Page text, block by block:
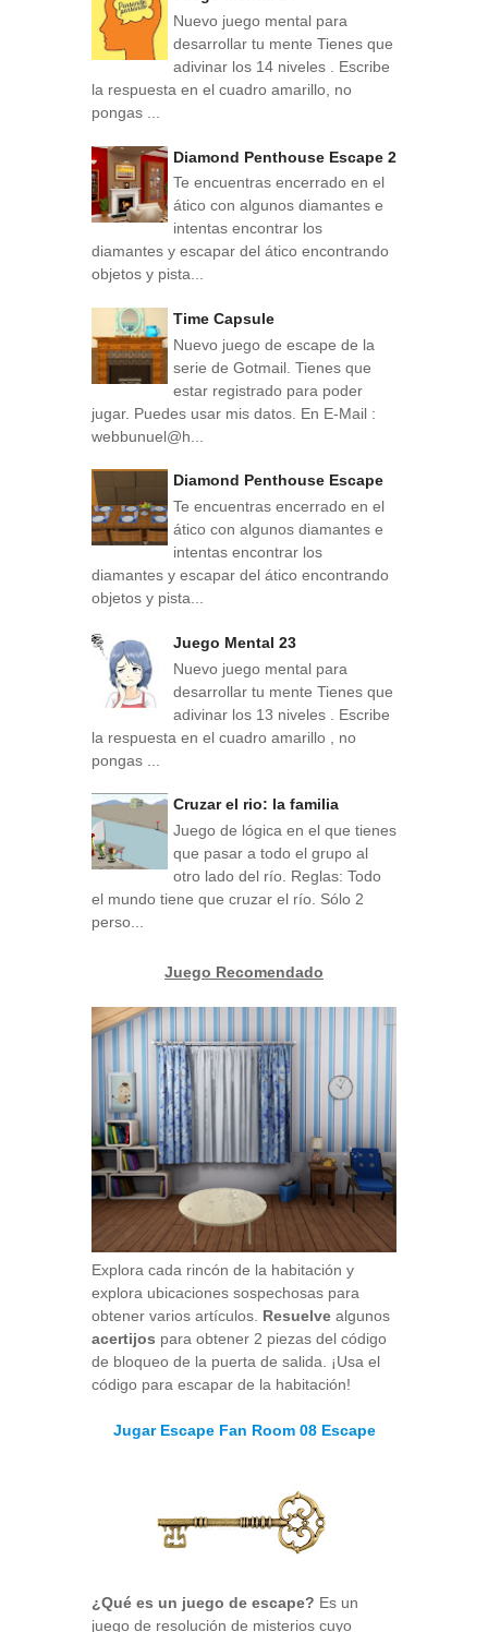
Nuevo juego mental para
desarrollar tu mente Tienes que
adivinar los 14 niveles . Escribe
la respuesta en el cuadro amarillo, no
pongas ...
Diamond Penthouse Escape 2
Te encuentras encerrado en el
ático con algunos diamantes e
intentas encontrar los
diamantes y escapar del ático encontrando
objetos y pista...
Time Capsule
Nuevo juego de escape de la
serie de Gotmail. Tienes que
estar registrado para poder
jugar. Puedes usar mis datos. En E-Mail :
webbunuel@h...
Diamond Penthouse Escape
Te encuentras encerrado en el
ático con algunos diamantes e
intentas encontrar los
diamantes y escapar del ático encontrando
objetos y pista...
Juego Mental 23
Nuevo juego mental para
desarrollar tu mente Tienes que
adivinar los 13 niveles . Escribe
la respuesta en el cuadro amarillo , no
pongas ...
Cruzar el rio: la familia
Juego de lógica en el que tienes
que pasar a todo el grupo al
otro lado del río. Reglas: Todo
el mundo tiene que cruzar el río. Sólo 2
perso...
Juego Recomendado
Explora cada rincón de la habitación y
explora ubicaciones sospechosas para
obtener varios artículos. Resuelve algunos
acertijos para obtener 2 piezas del código
de bloqueo de la puerta de salida. ¡Usa el
código para escapar de la habitación!
Jugar Escape Fan Room 08 Escape
¿Qué es un juego de escape? Es un
juego de resolución de misterios cuyo